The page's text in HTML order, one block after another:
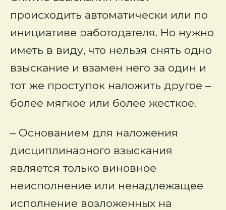
происходить автоматически или по
инициативе работодателя. Но нужно
иметь в виду, что нельзя снять одно
взыскание и взамен него за один и
тот же проступок наложить другое –
более мягкое или более жесткое.
– Основанием для наложения
дисциплинарного взыскания
является только виновное
неисполнение или ненадлежащее
исполнение возложенных на